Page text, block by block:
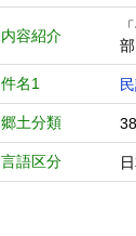
内容紹介
件名1
郷土分類
言語区分